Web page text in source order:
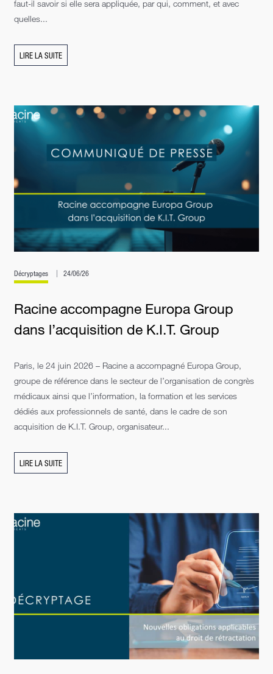
faut-il savoir si elle sera appliquée, par qui, comment, et avec
quelles...
LIRE LA SUITE
Décryptages 24/06/26
Racine accompagne Europa Group
dans l’acquisition de K.I.T. Group
Paris, le 24 juin 2026 – Racine a accompagné Europa Group,
groupe de référence dans le secteur de l’organisation de congrès
médicaux ainsi que l’information, la formation et les services
dédiés aux professionnels de santé, dans le cadre de son
acquisition de K.I.T. Group, organisateur...
LIRE LA SUITE